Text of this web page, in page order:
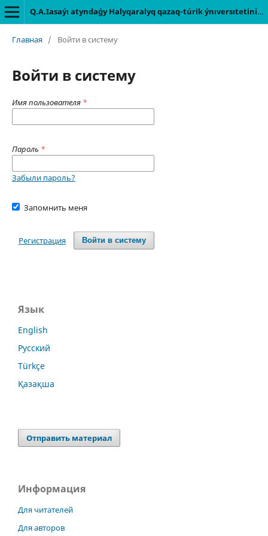
Q.A.Iasaýı atyndaǵy Halyqaralyq qazaq-túrіk ýnıversıtetіnіń habarlary [Архив]
Главная / Войти в систему
Войти в систему
Имя пользователя *
Пароль *
Забыли пароль?
Запомнить меня
Войти в систему
Регистрация
Язык
English
Русский
Türkçe
Қазақша
Отправить материал
Информация
Для читателей
Для авторов